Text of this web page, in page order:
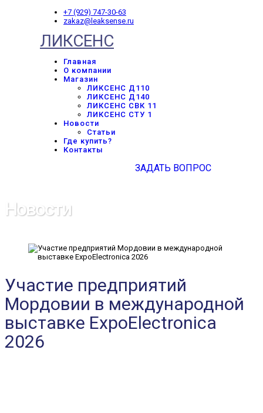
+7 (929) 747-30-63
zakaz@leaksense.ru
ЛИКСЕНС
Главная
О компании
Магазин
ЛИКСЕНС Д110
ЛИКСЕНС Д140
ЛИКСЕНС СВК 11
ЛИКСЕНС СТУ 1
Новости
Статьи
Где купить?
Контакты
ЗАДАТЬ ВОПРОС
Новости
Участие предприятий
Мордовии в международной
выставке ExpoElectronica
2026